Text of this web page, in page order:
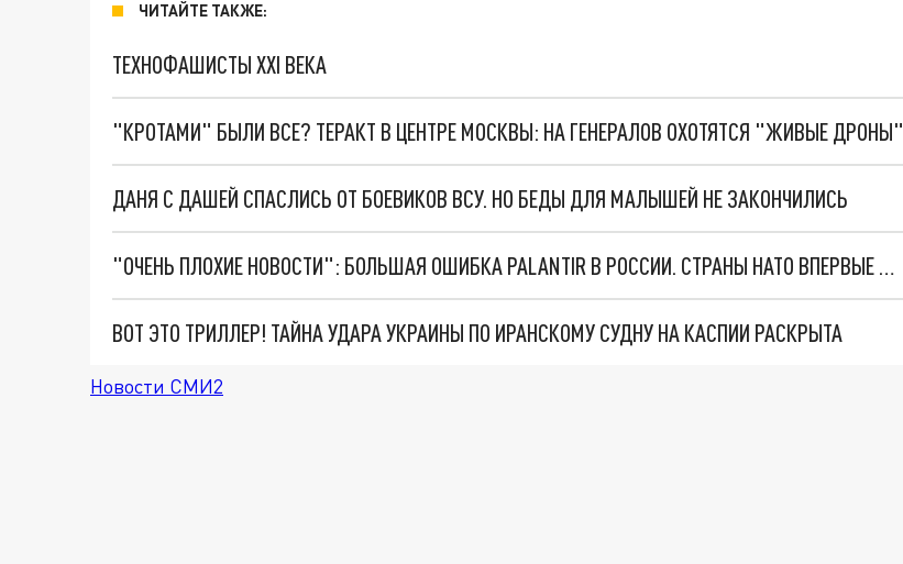
ЧИТАЙТЕ ТАКЖЕ:
ТЕХНОФАШИСТЫ XXI ВЕКА
"КРОТАМИ" БЫЛИ ВСЕ? ТЕРАКТ В ЦЕНТРЕ МОСКВЫ: НА ГЕНЕРАЛОВ ОХОТЯТСЯ "ЖИВЫЕ ДРОНЫ"
ДАНЯ С ДАШЕЙ СПАСЛИСЬ ОТ БОЕВИКОВ ВСУ. НО БЕДЫ ДЛЯ МАЛЫШЕЙ НЕ ЗАКОНЧИЛИСЬ
"ОЧЕНЬ ПЛОХИЕ НОВОСТИ": БОЛЬШАЯ ОШИБКА PALANTIR В РОССИИ. СТРАНЫ НАТО ВПЕРВЫЕ ЗА СВО ОСТАНОВИЛИ ПОСТАВКИ ОРУЖИЯ. ВСУ ТЕРЯЮТ ПРИГРАНИЧЬЕ?
ВОТ ЭТО ТРИЛЛЕР! ТАЙНА УДАРА УКРАИНЫ ПО ИРАНСКОМУ СУДНУ НА КАСПИИ РАСКРЫТА
Новости СМИ2